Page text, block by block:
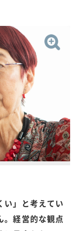
」と考えてい
。経営的な観点